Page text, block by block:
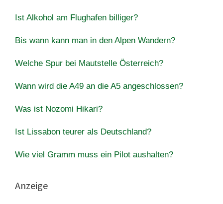
Ist Alkohol am Flughafen billiger?
Bis wann kann man in den Alpen Wandern?
Welche Spur bei Mautstelle Österreich?
Wann wird die A49 an die A5 angeschlossen?
Was ist Nozomi Hikari?
Ist Lissabon teurer als Deutschland?
Wie viel Gramm muss ein Pilot aushalten?
Anzeige